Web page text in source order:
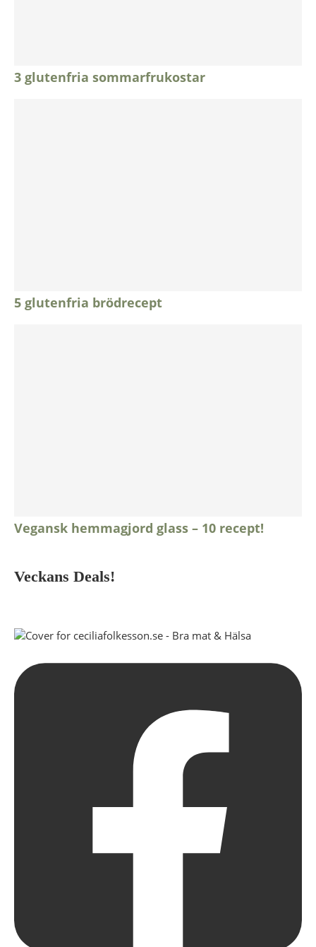
3 glutenfria sommarfrukostar
5 glutenfria brödrecept
Vegansk hemmagjord glass – 10 recept!
Veckans Deals!